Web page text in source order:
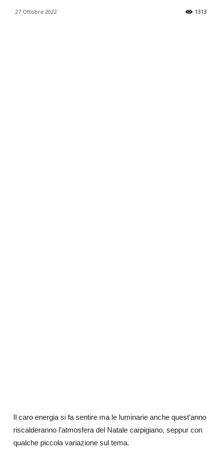
27 Ottobre 2022 1313
Il caro energia si fa sentire ma le luminarie anche quest’anno
riscalderanno l’atmosfera del Natale carpigiano, seppur con
qualche piccola variazione sul tema.